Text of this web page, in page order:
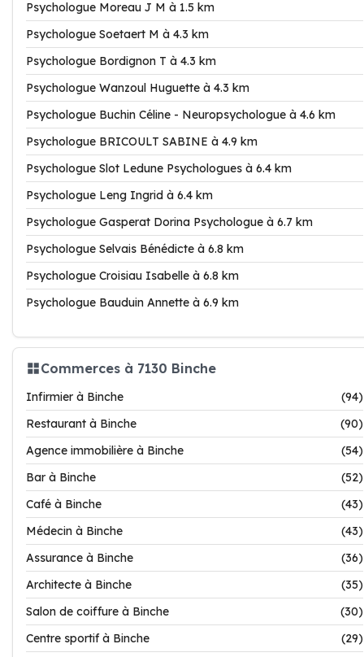
Psychologue Moreau J M à 1.5 km
Psychologue Soetaert M à 4.3 km
Psychologue Bordignon T à 4.3 km
Psychologue Wanzoul Huguette à 4.3 km
Psychologue Buchin Céline - Neuropsychologue à 4.6 km
Psychologue BRICOULT SABINE à 4.9 km
Psychologue Slot Ledune Psychologues à 6.4 km
Psychologue Leng Ingrid à 6.4 km
Psychologue Gasperat Dorina Psychologue à 6.7 km
Psychologue Selvais Bénédicte à 6.8 km
Psychologue Croisiau Isabelle à 6.8 km
Psychologue Bauduin Annette à 6.9 km
Commerces à 7130 Binche
Infirmier à Binche
(94)
Restaurant à Binche
(90)
Agence immobilière à Binche
(54)
Bar à Binche
(52)
Café à Binche
(43)
Médecin à Binche
(43)
Assurance à Binche
(36)
Architecte à Binche
(35)
Salon de coiffure à Binche
(30)
Centre sportif à Binche
(29)